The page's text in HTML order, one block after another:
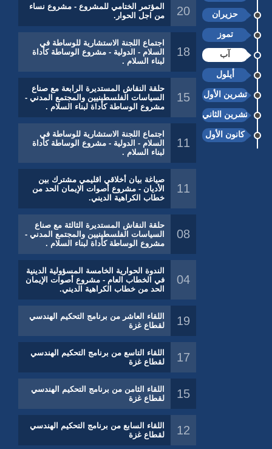
حزيران
تموز
آب
أيلول
تشرين الأول
تشرين الثاني
كانون الأول
20
المؤتمر الختامي للمشروع - مشروع نساء
من اجل الحوار.
18
اجتماع اللجنة الاستشارية للوساطة في
السلام - الدولية - مشروع الوساطة كأداة
لبناء السلام .
15
حلقة النقاش المستديرة الرابعة مع صناع
السياسات الفلسطينيين والمجتمع المدني -
مشروع الوساطة كأداة لبناء السلام .
11
اجتماع اللجنة الاستشارية للوساطة في
السلام - الدولية - مشروع الوساطة كأداة
لبناء السلام .
11
صياغة بيان أخلاقي اقليمي مشترك بين
الأديان - مشروع أصوات الإيمان الحد من
خطاب الكراهية الديني.
08
حلقة النقاش المستديرة الثالثة مع صناع
السياسات الفلسطينيين والمجتمع المدني -
مشروع الوساطة كأداة لبناء السلام .
04
الندوة الحوارية الخامسة المسؤولية الدينية
في الخطاب العام - مشروع أصوات الإيمان
الحد من خطاب الكراهية الديني.
19
اللقاء العاشر من برنامج التحكيم الهندسي
لقطاع غزة
17
اللقاء التاسع من برنامج التحكيم الهندسي
لقطاع غزة
15
اللقاء الثامن من برنامج التحكيم الهندسي
لقطاع غزة
12
اللقاء السابع من برنامج التحكيم الهندسي
لقطاع غزة